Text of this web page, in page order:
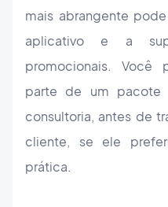
mais abrangente
aplicativo e a
promocionais. Você
parte de um pacote
consultoria, antes de
cliente, se ele
prática.